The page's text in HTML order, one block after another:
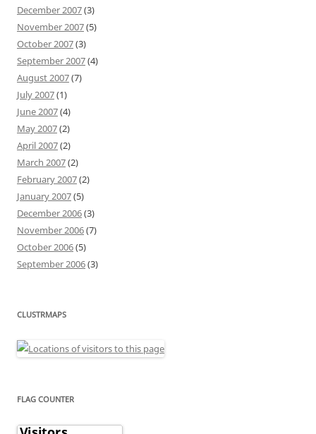
December 2007(3)
November 2007(5)
October 2007(3)
September 2007(4)
August 2007(7)
July 2007(1)
June 2007(4)
May 2007(2)
April 2007(2)
March 2007(2)
February 2007(2)
January 2007(5)
December 2006(3)
November 2006(7)
October 2006(5)
September 2006(3)
CLUSTRMAPS
FLAG COUNTER